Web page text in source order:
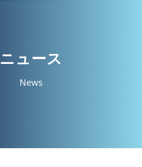
ニュース
News